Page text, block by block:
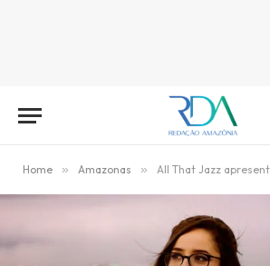
Home » Amazonas » All That Jazz apresenta Marcella Bártholo como